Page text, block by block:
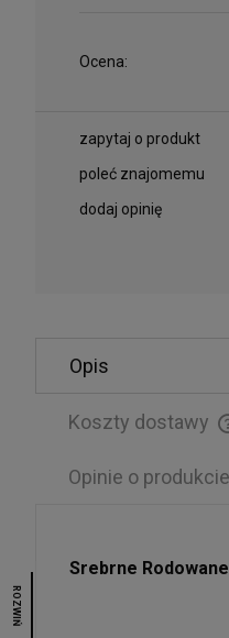
POWIADOM O
ROZWIŃ
Ocena:
zapytaj o produkt
poleć znajomemu
dodaj opinię
Opis
Koszty dostawy
Cena nie zawiera
Opinie o
Srebrne